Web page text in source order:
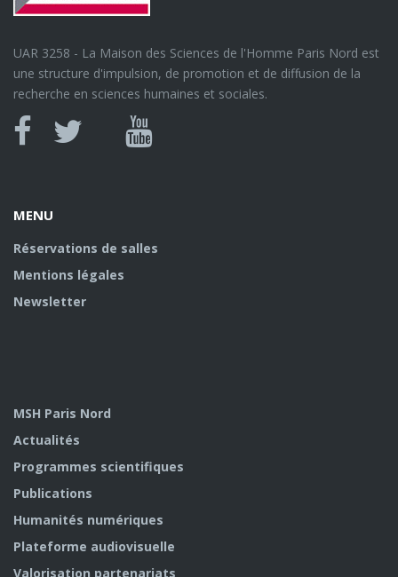
UAR 3258 - La Maison des Sciences de l'Homme Paris Nord est
une structure d'impulsion, de promotion et de diffusion de la
recherche en sciences humaines et sociales.
Canal
MENU
Réservations de salles
Mentions légales
Newsletter
MSH Paris Nord
Actualités
Programmes scientifiques
Publications
Humanités numériques
Plateforme audiovisuelle
Valorisation partenariats